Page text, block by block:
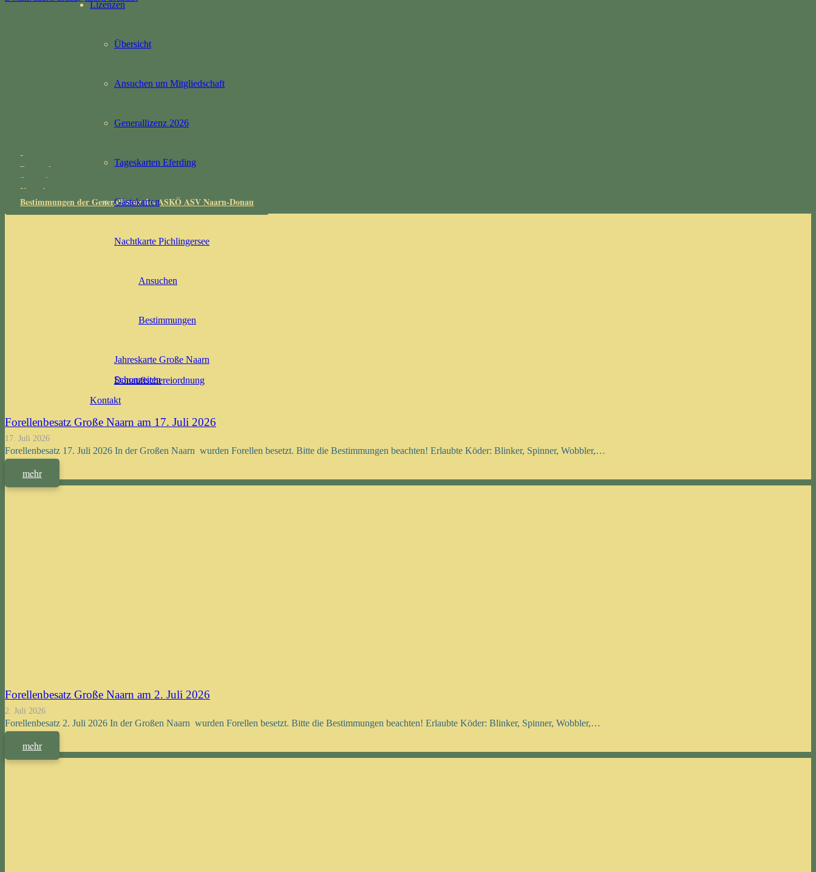
Lizenzen
Übersicht
Ansuchen um Mitgliedschaft
Generallizenz 2026
Tageskarten Eferding
Gästekarten
Nachtkarte Pichlingersee
Ansuchen
Bestimmungen
Jahreskarte Große Naarn
Schonzeiten
Donaufischereiordnung
Kontakt
Forellenbesatz Große Naarn am 17. Juli 2026
Forellenbesatz Große Naarn am 2. Juli 2026
Impressum
Datenschutz
Startseite
Kontakt
Bestimmungen der Generallizenz des ASKÖ ASV Naarn-Donau
Forellenbesatz Große Naarn am 17. Juli 2026
17. Juli 2026
Forellenbesatz 17. Juli 2026 In der Großen Naarn wurden Forellen besetzt. Bitte die Bestimmungen beachten! Erlaubte Köder: Blinker, Spinner, Wobbler,…
mehr
Forellenbesatz Große Naarn am 2. Juli 2026
2. Juli 2026
Forellenbesatz 2. Juli 2026 In der Großen Naarn wurden Forellen besetzt. Bitte die Bestimmungen beachten! Erlaubte Köder: Blinker, Spinner, Wobbler,…
mehr